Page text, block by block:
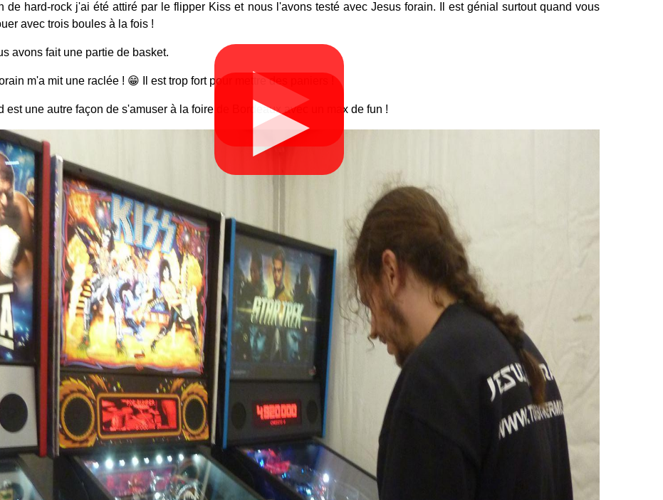
de hard-rock j'ai été attiré par le flipper Kiss et nous l'avons testé avec Jesus forain. Il est génial surtout quand vous
avec trois boules à la fois !
▶
avons fait une partie de basket.
▶
m'a mit une raclée ! 😁 Il est trop fort pour mettre des paniers !
est une autre façon de s'amuser à la foire de Bordeaux avec un max de fun !